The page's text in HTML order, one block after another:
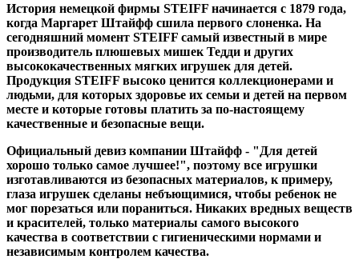
История немецкой фирмы STEIFF начинается с 1879 года,
когда Маргарет Штайфф сшила первого слоненка. На
сегодняшний момент STEIFF самый известный в мире
производитель плюшевых мишек Тедди и других
высококачественных мягких игрушек для детей.
Продукция STEIFF высоко ценится коллекционерами и
людьми, для которых здоровье их семьи и детей на первом
месте и которые готовы платить за по-настоящему
качественные и безопасные вещи.
Официальный девиз компании Штайфф - "Для детей
хорошо только самое лучшее!", поэтому все игрушки
изготавливаются из безопасных материалов, к примеру,
глаза игрушек сделаны небъющимися, чтобы ребенок не
мог порезаться или пораниться. Никаких вредных веществ
и красителей, только материалы самого высокого
качества в соответствии с гигиеническими нормами и
независимым контролем качества.